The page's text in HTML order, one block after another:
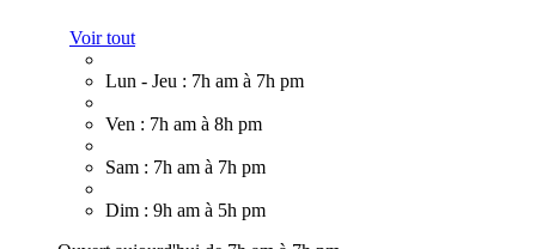
Voir tout
Lun - Jeu : 7h am à 7h pm
Ven : 7h am à 8h pm
Sam : 7h am à 7h pm
Dim : 9h am à 5h pm